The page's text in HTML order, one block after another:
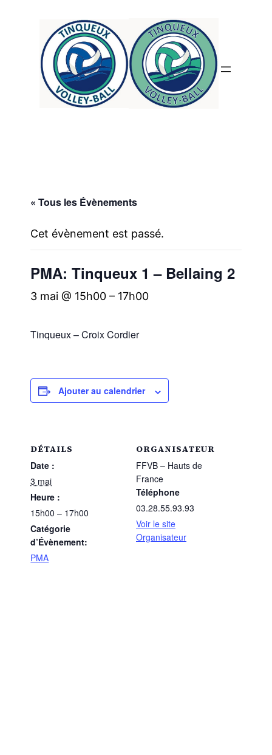
« Tous les Évènements
Cet évènement est passé.
PMA: Tinqueux 1 – Bellaing 2
3 mai @ 15h00 – 17h00
Tinqueux – Croix Cordier
Ajouter au calendrier
DÉTAILS
Date :
3 mai
Heure :
15h00 – 17h00
Catégorie
d’Évènement:
PMA
ORGANISATEUR
FFVB – Hauts de
France
Téléphone
03.28.55.93.93
Voir le site
Organisateur